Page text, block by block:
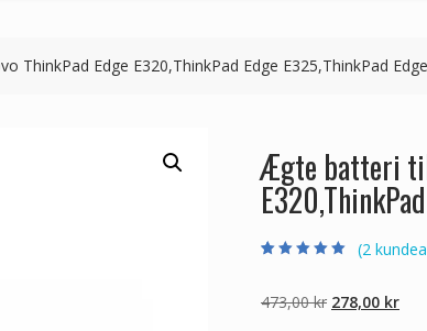
Edge E320,ThinkPad Edge E325,ThinkPad
Ægte batteri til
baseret på
kundebedømmel
(2
473,00kr Den
278,00 krDen